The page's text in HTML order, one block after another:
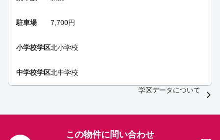
駐車場 7,700円
小学校学区北小学校
中学校学区北中学校
学区データについて
この物件に問い合わせ